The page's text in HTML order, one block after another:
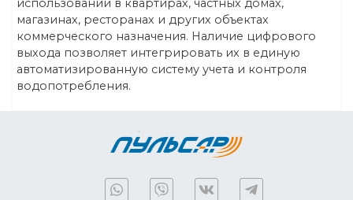
магазинах, ресторанах и других объектах
коммерческого назначения. Наличие цифрового
выхода позволяет интегрировать их в единую
автоматизированную систему учета и контроля
водопотребления.